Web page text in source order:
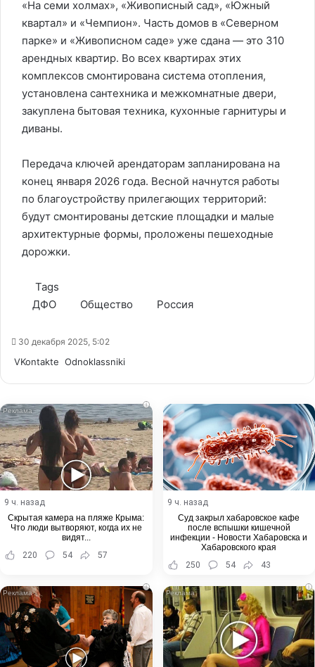
«На семи холмах», «Живописный сад», «Южный
квартал» и «Чемпион». Часть домов в «Северном
парке» и «Живописном саде» уже сдана — это 310
арендных квартир. Во всех квартирах этих
комплексов смонтирована система отопления,
установлена сантехника и межкомнатные двери,
закуплена бытовая техника, кухонные гарнитуры и
диваны.
Передача ключей арендаторам запланирована на
конец января 2026 года. Весной начнутся работы
по благоустройству прилегающих территорий:
будут смонтированы детские площадки и малые
архитектурные формы, проложены пешеходные
дорожки.
Tags
ДФО
Общество Россия
30 декабря 2025, 5:02
VKontakte Odnoklassniki
i
9 ч. назад
Скрытая камера на пляже Крыма:
Что люди вытворяют, когда их не
видят...
220
54 57
9 ч. назад
Суд закрыл хабаровское кафе
после вспышки кишечной
инфекции - Новости Хабаровска и
Хабаровского края
250
54 43
i i